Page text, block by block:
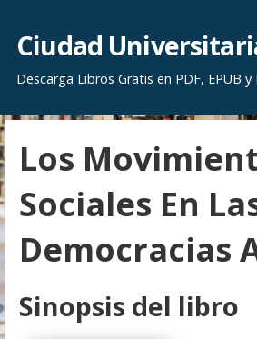
r
a
l
c
o
n
e
n
i
Ciudad
Descarga Libros Gratis en PDF, EPUB y
Los
Sociales En
Democracias
Sinopsis del libro